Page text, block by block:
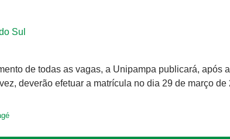
Sul
de todas as vagas, a Unipampa publicará, após
deverão efetuar a matrícula no dia 29 de março de